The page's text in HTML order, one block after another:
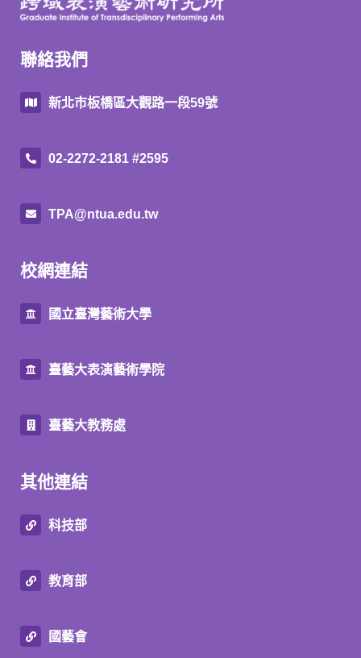
聯絡我們
新北市板橋區大觀路一段59號
02-2272-2181 #2595
TPA@ntua.edu.tw
校網連結
國立臺灣藝術大學
臺藝大表演藝術學院
臺藝大教務處
其他連結
科技部
教育部
國藝會